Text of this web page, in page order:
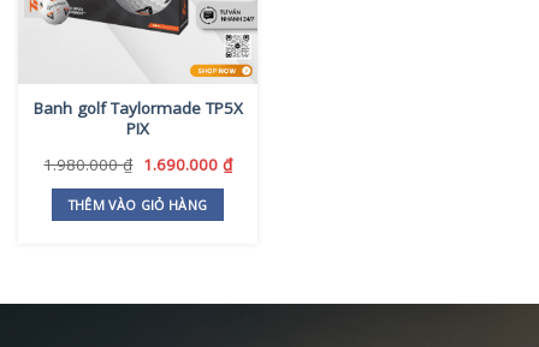
Banh golf Taylormade TP5X
PIX
1.980.000₫ Giá
là:
1.980.000 ₫.
1.690.000 ₫Giá
THÊM VÀO GIỎ HÀNG